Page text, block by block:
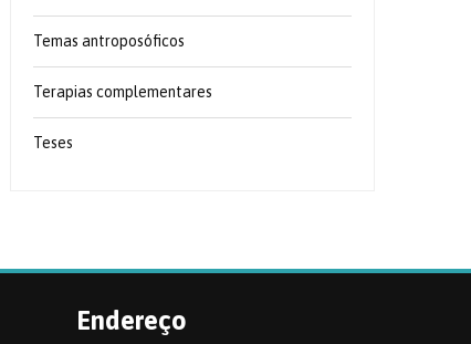
Temas antroposóficos
Terapias complementares
Teses
Endereço